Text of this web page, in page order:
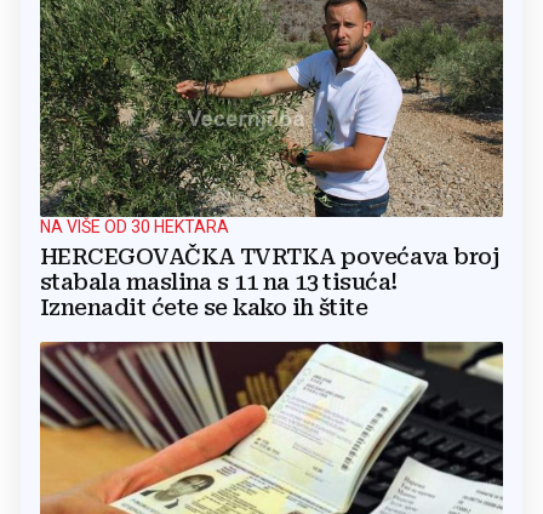
NA VIŠE OD 30 HEKTARA
HERCEGOVAČKA TVRTKA povećava broj
stabala maslina s 11 na 13 tisuća!
Iznenadit ćete se kako ih štite